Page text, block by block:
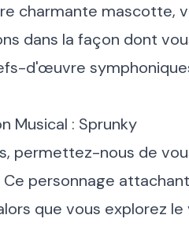
charmante mascotte,
dans la façon dont
d'œuvre
Musical : Sprunky
permettez-nous de
personnage
que vous explorez